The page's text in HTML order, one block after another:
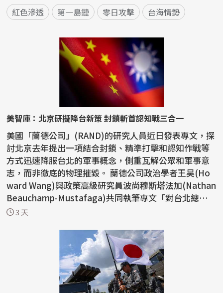
紅色滲透 第一島鏈 零日攻擊 台海情勢
美智庫：北京研擬降台新策 封鎖斬首認知戰三合一
美國「蘭德公司」(RAND)的研究人員近日發表專文，探
討北京去年提出一項結合封鎖、精準打擊和認知作戰等
方式迅速降服台北的軍事概念，側重瓦解公眾和軍事意
志，而非徹底的物理摧毀。 蘭德公司政治學者王昊(Ho
ward Wang)與政策高級研究員波尚穆斯塔法加(Nathan
Beauchamp-Mustafaga)共同執筆專文「對台北總體
戰：中國探...
3 天